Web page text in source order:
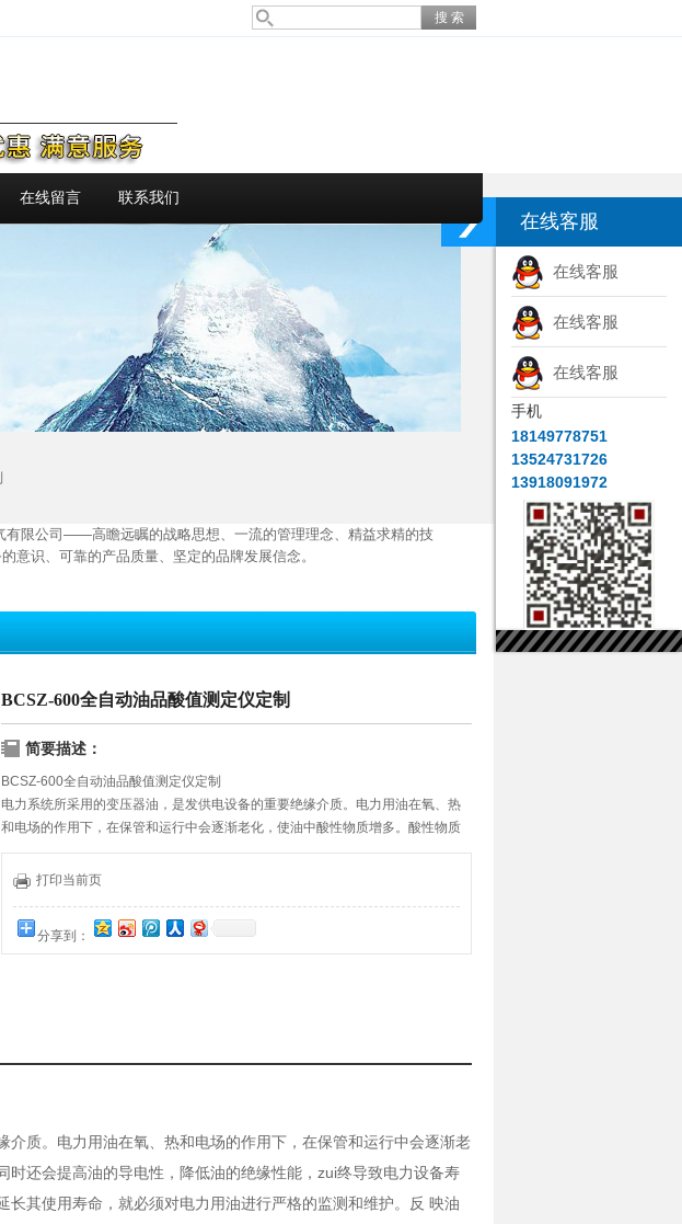
在线留言 联系我们
有限公司——高瞻远瞩的战略思想、一流的管理理念、精益求精的技
意识、可靠的产品质量、坚定的品牌发展信念。
BCSZ-600全自动油品酸值测定仪定制
简要描述：
BCSZ-600全自动油品酸值测定仪定制
电力系统所采用的变压器油，是发供电设备的重要绝缘介质。电力用油在氧、热
和电场的作用下，在保管和运行中会逐渐老化，使油中酸性物质增多。酸性物质
不但腐蚀设备，同时还会提高油的导电性，降低油的绝缘性能，Z终导致电力设备
寿命缩短，造成巨大的损失。
打印当前页
分享到：
质。电力用油在氧、热和电场的作用下，在保管和运行中会逐渐老
还会提高油的导电性，降低油的绝缘性能，zui终导致电力设备寿
其使用寿命，就必须对电力用油进行严格的监测和维护。反 映油
在线客服
在线客服
在线客服
在线客服
手机
18149778751
13524731726
13918091972